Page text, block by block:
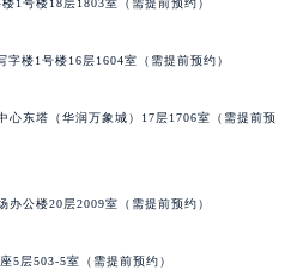
1号楼18层1803室（需提前预约）
楼1号楼16层1604室（需提前预约）
心东塔（华润万象城）17层1706室（需提前预
公楼20层2009室（需提前预约）
5层503-5室（需提前预约）